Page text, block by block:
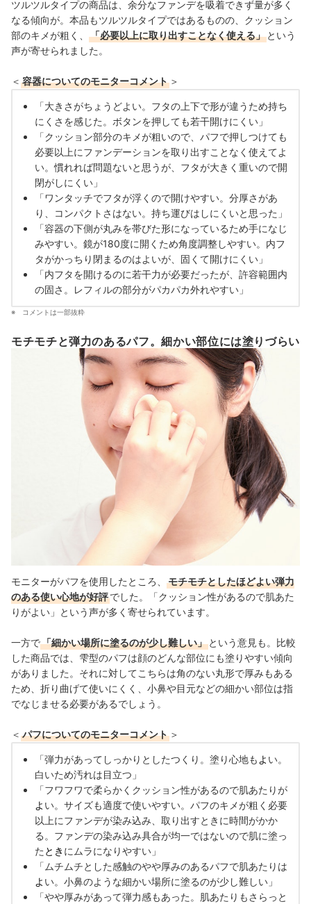
ツルツルタイプの商品は、余分なファンデを吸着できず量が多く
なる傾向が。本品もツルツルタイプではあるものの、クッション
部のキメが粗く、
「必要以上に取り出すことなく使える」 という
声が寄せられました。
＜ 容器についてのモニターコメント ＞
「大きさがちょうどよい。フタの上下で形が違うため持ち
にくさを感じた。ボタンを押しても若干開けにくい」
「クッション部分のキメが粗いので、パフで押しつけても
必要以上にファンデーションを取り出すことなく使えてよ
い。慣れれば問題ないと思うが、フタが大きく重いので開
閉がしにくい」
「ワンタッチでフタが浮くので開けやすい。分厚さがあ
り、コンパクトさはない。持ち運びはしにくいと思った」
「容器の下側が丸みを帯びた形になっているため手になじ
みやすい。鏡が180度に開くため角度調整しやすい。内フ
タがかっちり閉まるのはよいが、固くて開けにくい」
「内フタを開けるのに若干力が必要だったが、許容範囲内
の固さ。レフィルの部分がパカパカ外れやすい」
コメントは一部抜粋
モチモチと弾力のあるパフ。細かい部位には塗りづらい
モニターがパフを使用したところ、
モチモチとしたほどよい弾力
のある使い心地が好評でした。
「クッション性があるので肌あた
りがよい」という声が多く寄せられています。
一方で「細かい場所に塗るのが少し難しい」 という意見も。比較
した商品では、雫型のパフは顔のどんな部位にも塗りやすい傾向
がありました。 それに対してこちらは角のない丸形で厚みもある
ため、折り曲げて使いにくく、小鼻や目元などの細かい部位は指
でなじませる必要があるでしょう。
＜ パフについてのモニターコメント ＞
「弾力があってしっかりとしたつくり。塗り心地も よ い。
白いため汚れは目立つ」
「フワフワで柔らかくクッション性があるので肌あたりが
よ い。サイズも適度で使いやすい。パフのキメが粗く必要
以上にファンデが染み込み、取り出すときに時間がかか
る。ファンデの染み込み具合が均一ではないので肌に塗っ
た とき にムラになりやすい」
「ムチムチとした感触のやや厚みのあるパフで肌あたりは
よ い。小鼻のような細かい場所に塗るのが少し難しい」
「やや厚みがあって弾力感もあった。肌あたりもさらっと